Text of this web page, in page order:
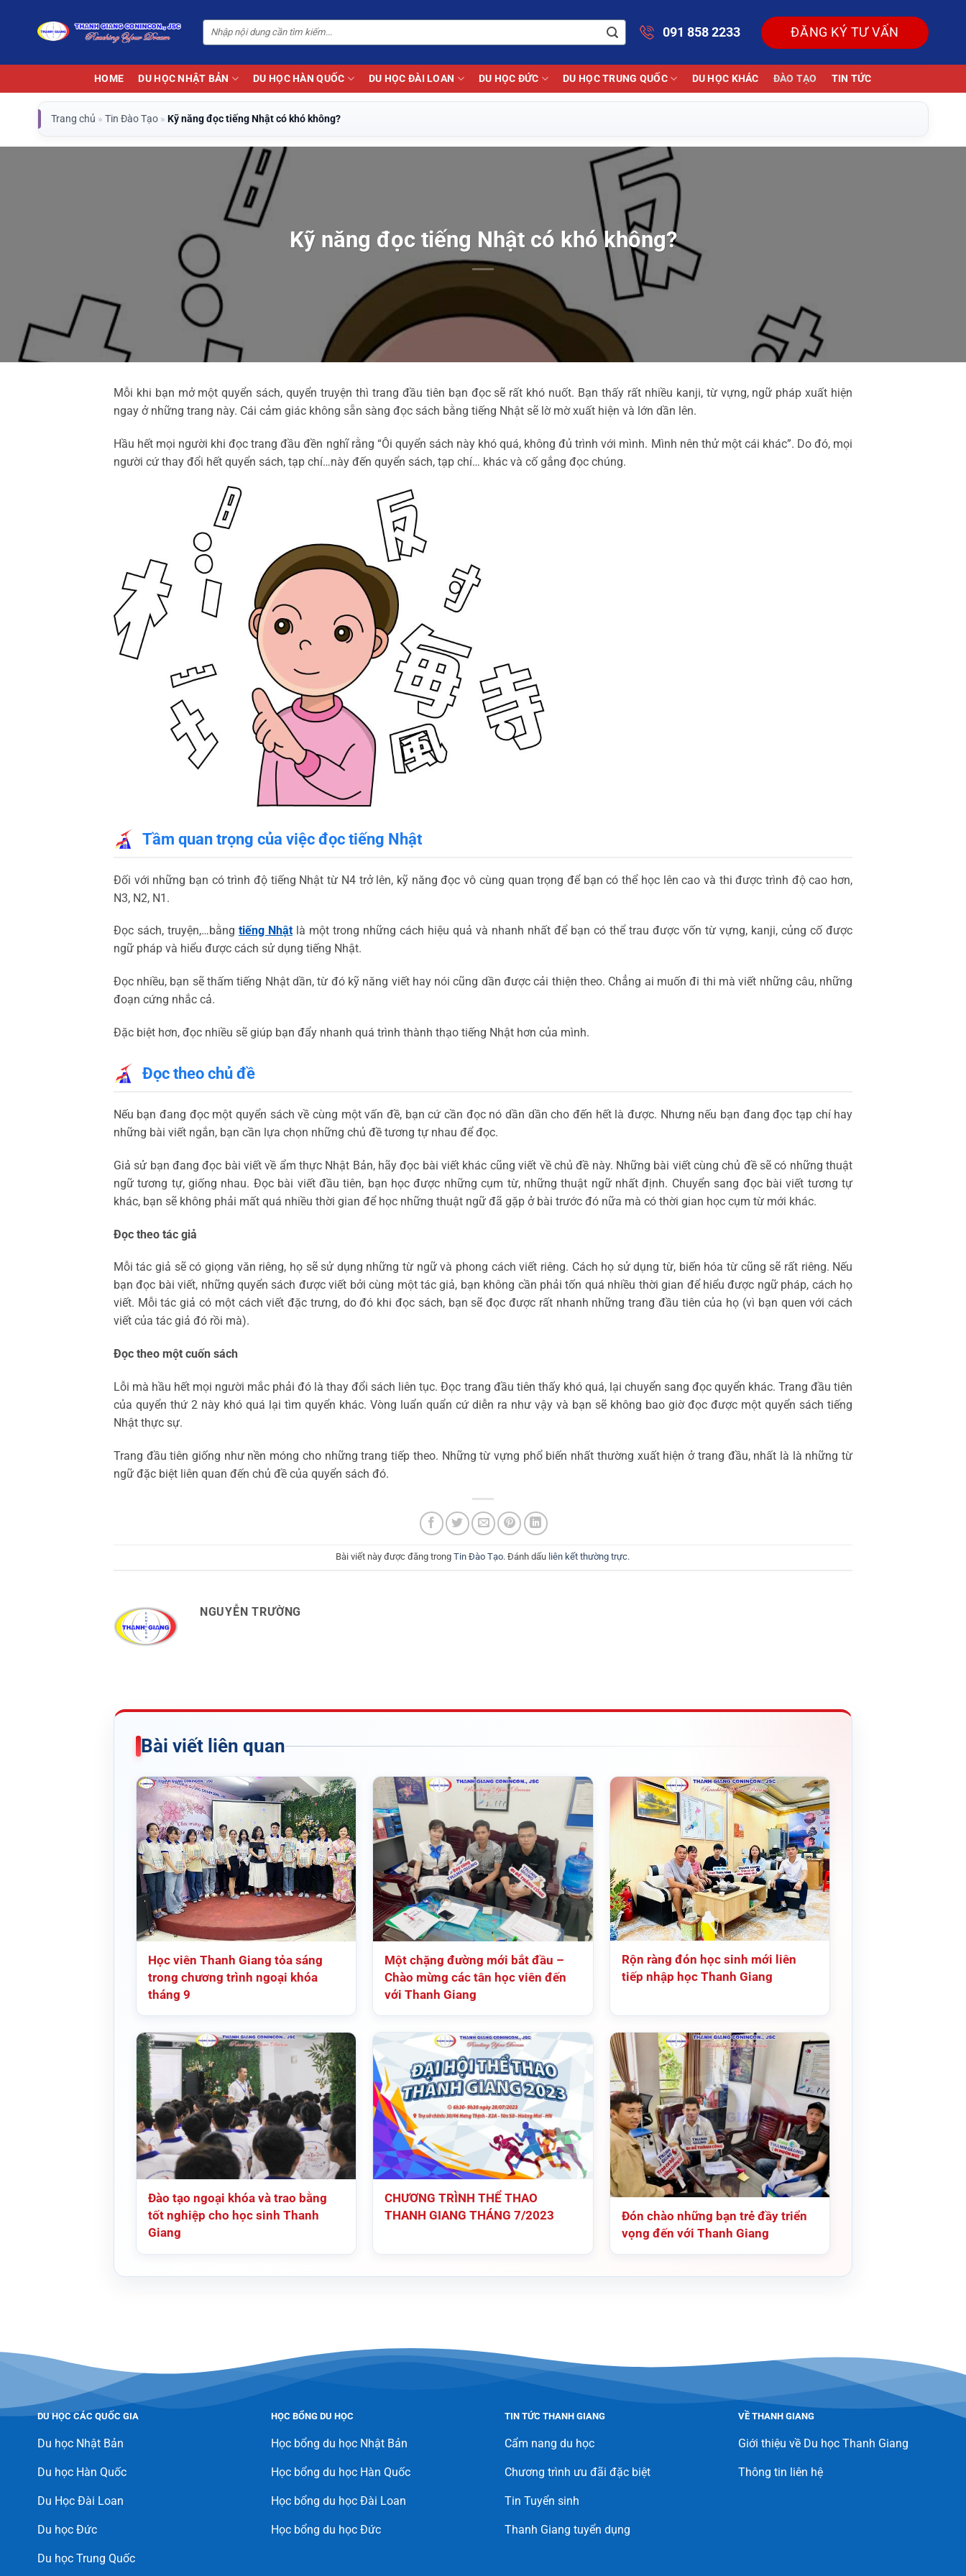
dung
091 858 2233 ĐĂNG KÝ TƯ VẤN
HOME DU HỌC NHẬT BẢN DU HỌC HÀN QUỐC DU HỌC ĐÀI LOAN DU HỌC ĐỨC DU HỌC TRUNG QUỐC DU HỌC KHÁC ĐÀO TẠO TIN TỨC
Trang chủ » Tin Đào Tạo » Kỹ năng đọc tiếng Nhật có khó không?
Kỹ năng đọc tiếng Nhật có khó không?
Mỗi khi bạn mở một quyển sách, quyển truyện thì trang đầu tiên bạn đọc sẽ rất khó nuốt. Bạn thấy rất nhiều kanji, từ vựng, ngữ pháp xuất hiện
ngay ở những trang này. Cái cảm giác không sẵn sàng đọc sách bằng tiếng Nhật sẽ lờ mờ xuất hiện và lớn dần lên.
Hầu hết mọi người khi đọc trang đầu đền nghĩ rằng “Ôi quyển sách này khó quá, không đủ trình với mình. Mình nên thử một cái khác”. Do đó, mọi
người cứ thay đổi hết quyển sách, tạp chí…này đến quyển sách, tạp chí… khác và cố gắng đọc chúng.
Tầm quan trọng của việc đọc tiếng Nhật
Đối với những bạn có trình độ tiếng Nhật từ N4 trở lên, kỹ năng đọc vô cùng quan trọng để bạn có thể học lên cao và thi được trình độ cao hơn,
N3, N2, N1.
Đọc sách, truyện,…bằng tiếng Nhậtlà một trong những cách hiệu quả và nhanh nhất để bạn có thể trau được vốn từ vựng, kanji, củng cố được
ngữ pháp và hiểu được cách sử dụng tiếng Nhật.
Đọc nhiều, bạn sẽ thấm tiếng Nhật dần, từ đó kỹ năng viết hay nói cũng dần được cải thiện theo. Chẳng ai muốn đi thi mà viết những câu, những
đoạn cứng nhắc cả.
Đặc biệt hơn, đọc nhiều sẽ giúp bạn đẩy nhanh quá trình thành thạo tiếng Nhật hơn của mình.
Đọc theo chủ đề
Nếu bạn đang đọc một quyển sách về cùng một vấn đề, bạn cứ cần đọc nó dần dần cho đến hết là được. Nhưng nếu bạn đang đọc tạp chí hay
những bài viết ngắn, bạn cần lựa chọn những chủ đề tương tự nhau để đọc.
Giả sử bạn đang đọc bài viết về ẩm thực Nhật Bản, hãy đọc bài viết khác cũng viết về chủ đề này. Những bài viết cùng chủ đề sẽ có những thuật
ngữ tương tự, giống nhau. Đọc bài viết đầu tiên, bạn học được những cụm từ, những thuật ngữ nhất định. Chuyển sang đọc bài viết tương tự
khác, bạn sẽ không phải mất quá nhiều thời gian để học những thuật ngữ đã gặp ở bài trước đó nữa mà có thời gian học cụm từ mới khác.
Đọc theo tác giả
Mỗi tác giả sẽ có giọng văn riêng, họ sẽ sử dụng những từ ngữ và phong cách viết riêng. Cách họ sử dụng từ, biến hóa từ cũng sẽ rất riêng. Nếu
bạn đọc bài viết, những quyển sách được viết bởi cùng một tác giả, bạn không cần phải tốn quá nhiều thời gian để hiểu được ngữ pháp, cách họ
viết. Mỗi tác giả có một cách viết đặc trưng, do đó khi đọc sách, bạn sẽ đọc được rất nhanh những trang đầu tiên của họ (vì bạn quen với cách
viết của tác giả đó rồi mà).
Đọc theo một cuốn sách
Lỗi mà hầu hết mọi người mắc phải đó là thay đổi sách liên tục. Đọc trang đầu tiên thấy khó quá, lại chuyển sang đọc quyển khác. Trang đầu tiên
của quyển thứ 2 này khó quá lại tìm quyển khác. Vòng luẩn quẩn cứ diễn ra như vậy và bạn sẽ không bao giờ đọc được một quyển sách tiếng
Nhật thực sự.
Trang đầu tiên giống như nền móng cho những trang tiếp theo. Những từ vựng phổ biến nhất thường xuất hiện ở trang đầu, nhất là là những từ
ngữ đặc biệt liên quan đến chủ đề của quyển sách đó.
Bài viết này được đăng trongTin Đào Tạo. Đánh dấu liên kết thường trực.
NGUYỄN TRƯỜNG
Bài viết liên quan
Học viên Thanh Giang tỏa sáng
trong chương trình ngoại khóa
tháng 9
Một chặng đường mới bắt đầu –
Chào mừng các tân học viên đến
với Thanh Giang
Rộn ràng đón học sinh mới liên
tiếp nhập học Thanh Giang
Đào tạo ngoại khóa và trao bằng
tốt nghiệp cho học sinh Thanh
Giang
CHƯƠNG TRÌNH THỂ THAO
THANH GIANG THÁNG 7/2023
Đón chào những bạn trẻ đầy triển
vọng đến với Thanh Giang
DU HỌC CÁC QUỐC GIA
Du học Nhật Bản
Du học Hàn Quốc
Du Học Đài Loan
Du học Đức
Du học Trung Quốc
HỌC BỔNG DU HỌC
Học bổng du học Nhật Bản
Học bổng du học Hàn Quốc
Học bổng du học Đài Loan
Học bổng du học Đức
TIN TỨC THANH GIANG
Cẩm nang du học
Chương trình ưu đãi đặc biệt
Tin Tuyển sinh
Thanh Giang tuyển dụng
VỀ THANH GIANG
Giới thiệu về Du học Thanh Giang
Thông tin liên hệ